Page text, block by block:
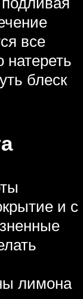
все
натереть
блеск
и с
лимона